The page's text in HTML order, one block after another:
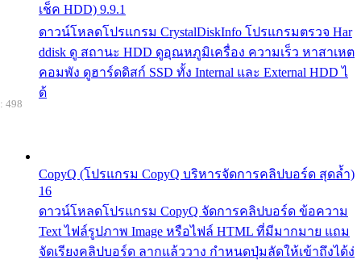
เช็ค HDD) 9.9.1
ดาวน์โหลดโปรแกรม CrystalDiskInfo โปรแกรมตรวจ Har
ddisk ดู สถานะ HDD ดูอุณหภูมิเครื่อง ความเร็ว หาสาเหต
คอมพัง ดูฮาร์ดดิสก์ SSD ทั้ง Internal และ External HDD ไ
ด้
CopyQ (โปรแกรม CopyQ บริหารจัดการคลิปบอร์ด สุดล้ำ)
16
ดาวน์โหลดโปรแกรม CopyQ จัดการคลิปบอร์ด ข้อความ
Text ไฟล์รูปภาพ Image หรือไฟล์ HTML ที่มีมากมาย แถม
จัดเรียงคลิปบอร์ด ลากแล้ววาง กำหนดปุ่มลัดให้เข้าถึงได้ง่
498